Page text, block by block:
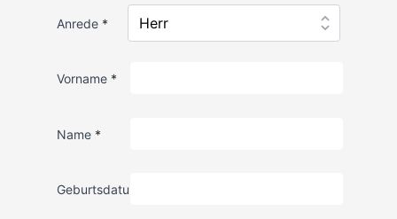
Anrede *
Vorname *
Name *
Geburtsdatum